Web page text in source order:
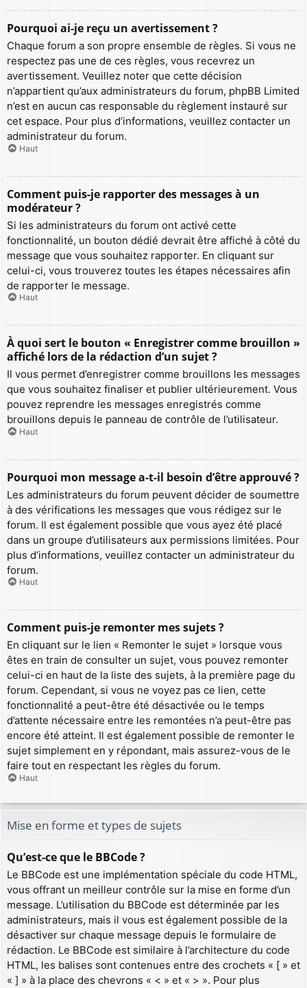
Pourquoi ai-je reçu un avertissement ?
Chaque forum a son propre ensemble de règles. Si vous ne
respectez pas une de ces règles, vous recevrez un
avertissement. Veuillez noter que cette décision
n’appartient qu’aux administrateurs du forum, phpBB Limited
n’est en aucun cas responsable du règlement instauré sur
cet espace. Pour plus d’informations, veuillez contacter un
administrateur du forum.
Haut
Comment puis-je rapporter des messages à un
modérateur ?
Si les administrateurs du forum ont activé cette
fonctionnalité, un bouton dédié devrait être affiché à côté du
message que vous souhaitez rapporter. En cliquant sur
celui-ci, vous trouverez toutes les étapes nécessaires afin
de rapporter le message.
Haut
À quoi sert le bouton « Enregistrer comme brouillon »
affiché lors de la rédaction d’un sujet ?
Il vous permet d’enregistrer comme brouillons les messages
que vous souhaitez finaliser et publier ultérieurement. Vous
pouvez reprendre les messages enregistrés comme
brouillons depuis le panneau de contrôle de l’utilisateur.
Haut
Pourquoi mon message a-t-il besoin d’être approuvé ?
Les administrateurs du forum peuvent décider de soumettre
à des vérifications les messages que vous rédigez sur le
forum. Il est également possible que vous ayez été placé
dans un groupe d’utilisateurs aux permissions limitées. Pour
plus d’informations, veuillez contacter un administrateur du
forum.
Haut
Comment puis-je remonter mes sujets ?
En cliquant sur le lien « Remonter le sujet » lorsque vous
êtes en train de consulter un sujet, vous pouvez remonter
celui-ci en haut de la liste des sujets, à la première page du
forum. Cependant, si vous ne voyez pas ce lien, cette
fonctionnalité a peut-être été désactivée ou le temps
d’attente nécessaire entre les remontées n’a peut-être pas
encore été atteint. Il est également possible de remonter le
sujet simplement en y répondant, mais assurez-vous de le
faire tout en respectant les règles du forum.
Haut
Mise en forme et types de sujets
Qu’est-ce que le BBCode ?
Le BBCode est une implémentation spéciale du code HTML,
vous offrant un meilleur contrôle sur la mise en forme d’un
message. L’utilisation du BBCode est déterminée par les
administrateurs, mais il vous est également possible de la
désactiver sur chaque message depuis le formulaire de
rédaction. Le BBCode est similaire à l’architecture du code
HTML, les balises sont contenues entre des crochets « [ » et
« ] » à la place des chevrons « < » et « > ». Pour plus